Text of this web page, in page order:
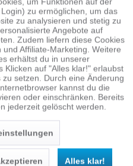
TOMCASE MINI 4 PRO
RUCKSACK S READY TO
FLY
80,00 €
UVP: 119,00 €1
Inaktiv
Inaktiv
Inaktiv
zu ermöglichen, um das
zu analysieren und stetig zu
Angebote auf
Zudem liefern diese Cookies
Affiliate-Marketing. Weitere
erhältst du in unserer
Klicken auf "Alles klar!" erlaubst
setzen. Durch eine Änderung
kannst du die
oder einschränken. Bereits
jederzeit gelöscht werden.
Alles klar!